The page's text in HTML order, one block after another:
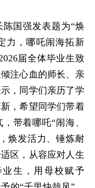
国强发表题为“焕
力，哪吒闹海拓新
届全体毕业生致
注心血的师长、亲
，同学们亲历了学
，希望同学们带着
带着哪吒“闹海、
焕发活力、锤炼耐
区，从容应对人生
生，用母校赋予